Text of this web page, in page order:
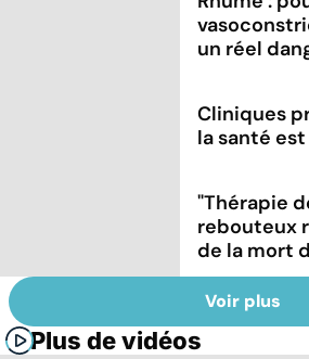
un réel
Cliniques
la santé
"Thérapie
rebouteux
de la mort
Voir plus
Plus de vidéos